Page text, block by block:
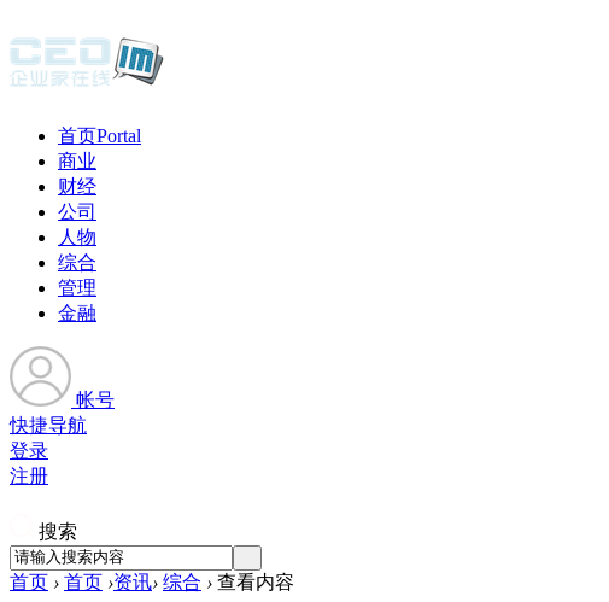
首页Portal
商业
财经
公司
人物
综合
管理
金融
帐号
快捷导航
登录
注册
搜索
首页 › 首页 ›资讯› 综合 › 查看内容